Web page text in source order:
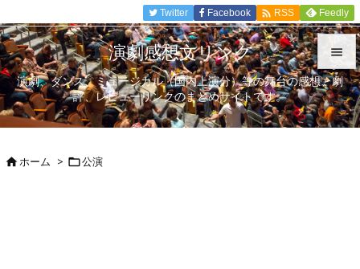


メニュ

Twitter Facebook  RSS Feedly
演劇感想文リンク
演劇、ダンス、ミュージカル（国内上演分）等の舞台の感想、劇
評、レビューリンクのまとめサイトです。
ホーム > 公演